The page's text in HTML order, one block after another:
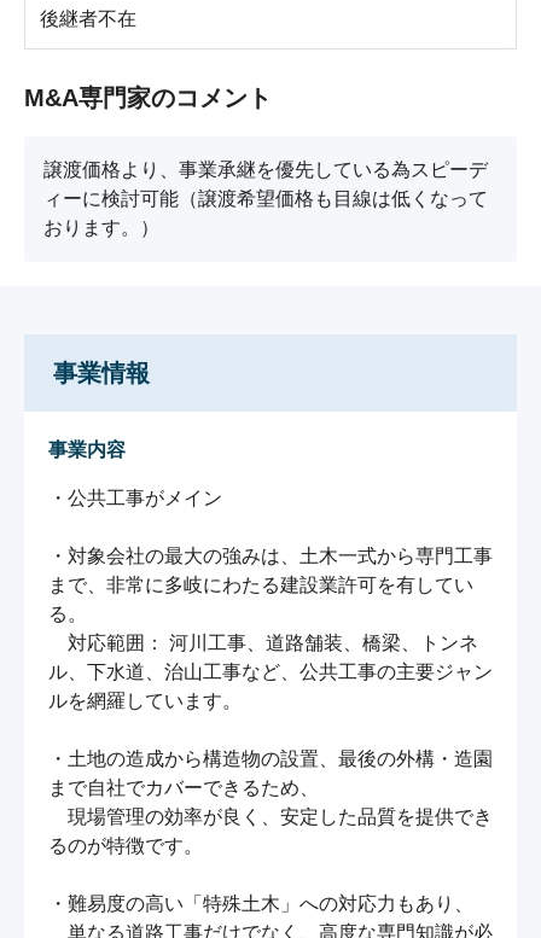
後継者不在
M&A専門家のコメント
譲渡価格より、事業承継を優先している為スピーデ
ィーに検討可能（譲渡希望価格も目線は低くなって
おります。）
事業情報
事業内容
・公共工事がメイン
・対象会社の最大の強みは、土木一式から専門工事
まで、非常に多岐にわたる建設業許可を有してい
る。
対応範囲： 河川工事、道路舗装、橋梁、トンネ
ル、下水道、治山工事など、公共工事の主要ジャン
ルを網羅しています。
・土地の造成から構造物の設置、最後の外構・造園
まで自社でカバーできるため、
現場管理の効率が良く、安定した品質を提供でき
るのが特徴です。
・難易度の高い「特殊土木」への対応力もあり、
単なる道路工事だけでなく、高度な専門知識が必